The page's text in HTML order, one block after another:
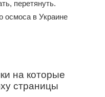
перетянуть.
осмоса в Украине
на которые
страницы